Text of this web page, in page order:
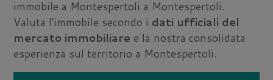
immobile a Montespertoli a Montespertoli.
Valuta l'immobile secondo i dati ufficiali del
mercato immobiliare e la nostra consolidata
esperienza sul territorio a Montespertoli.